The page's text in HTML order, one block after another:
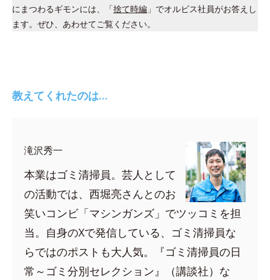
にまつわるギモンには、「捨て時編 」でオルビス社員がお答えし
ます。ぜひ、あわせてご覧ください。
教えてくれたのは…
滝沢秀一
本業はゴミ清掃員。芸人として
の活動では、西堀亮さんとのお
笑いコンビ「マシンガンズ」でツッコミを担
当。自身のXで発信している、ゴミ清掃員な
らではのポストも大人気。『ゴミ清掃員の日
常～ゴミ分別セレクション』（講談社）な